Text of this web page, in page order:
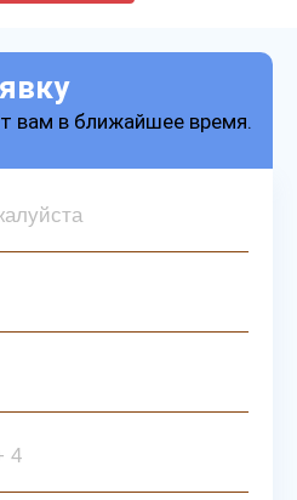
вам в ближайшее время.